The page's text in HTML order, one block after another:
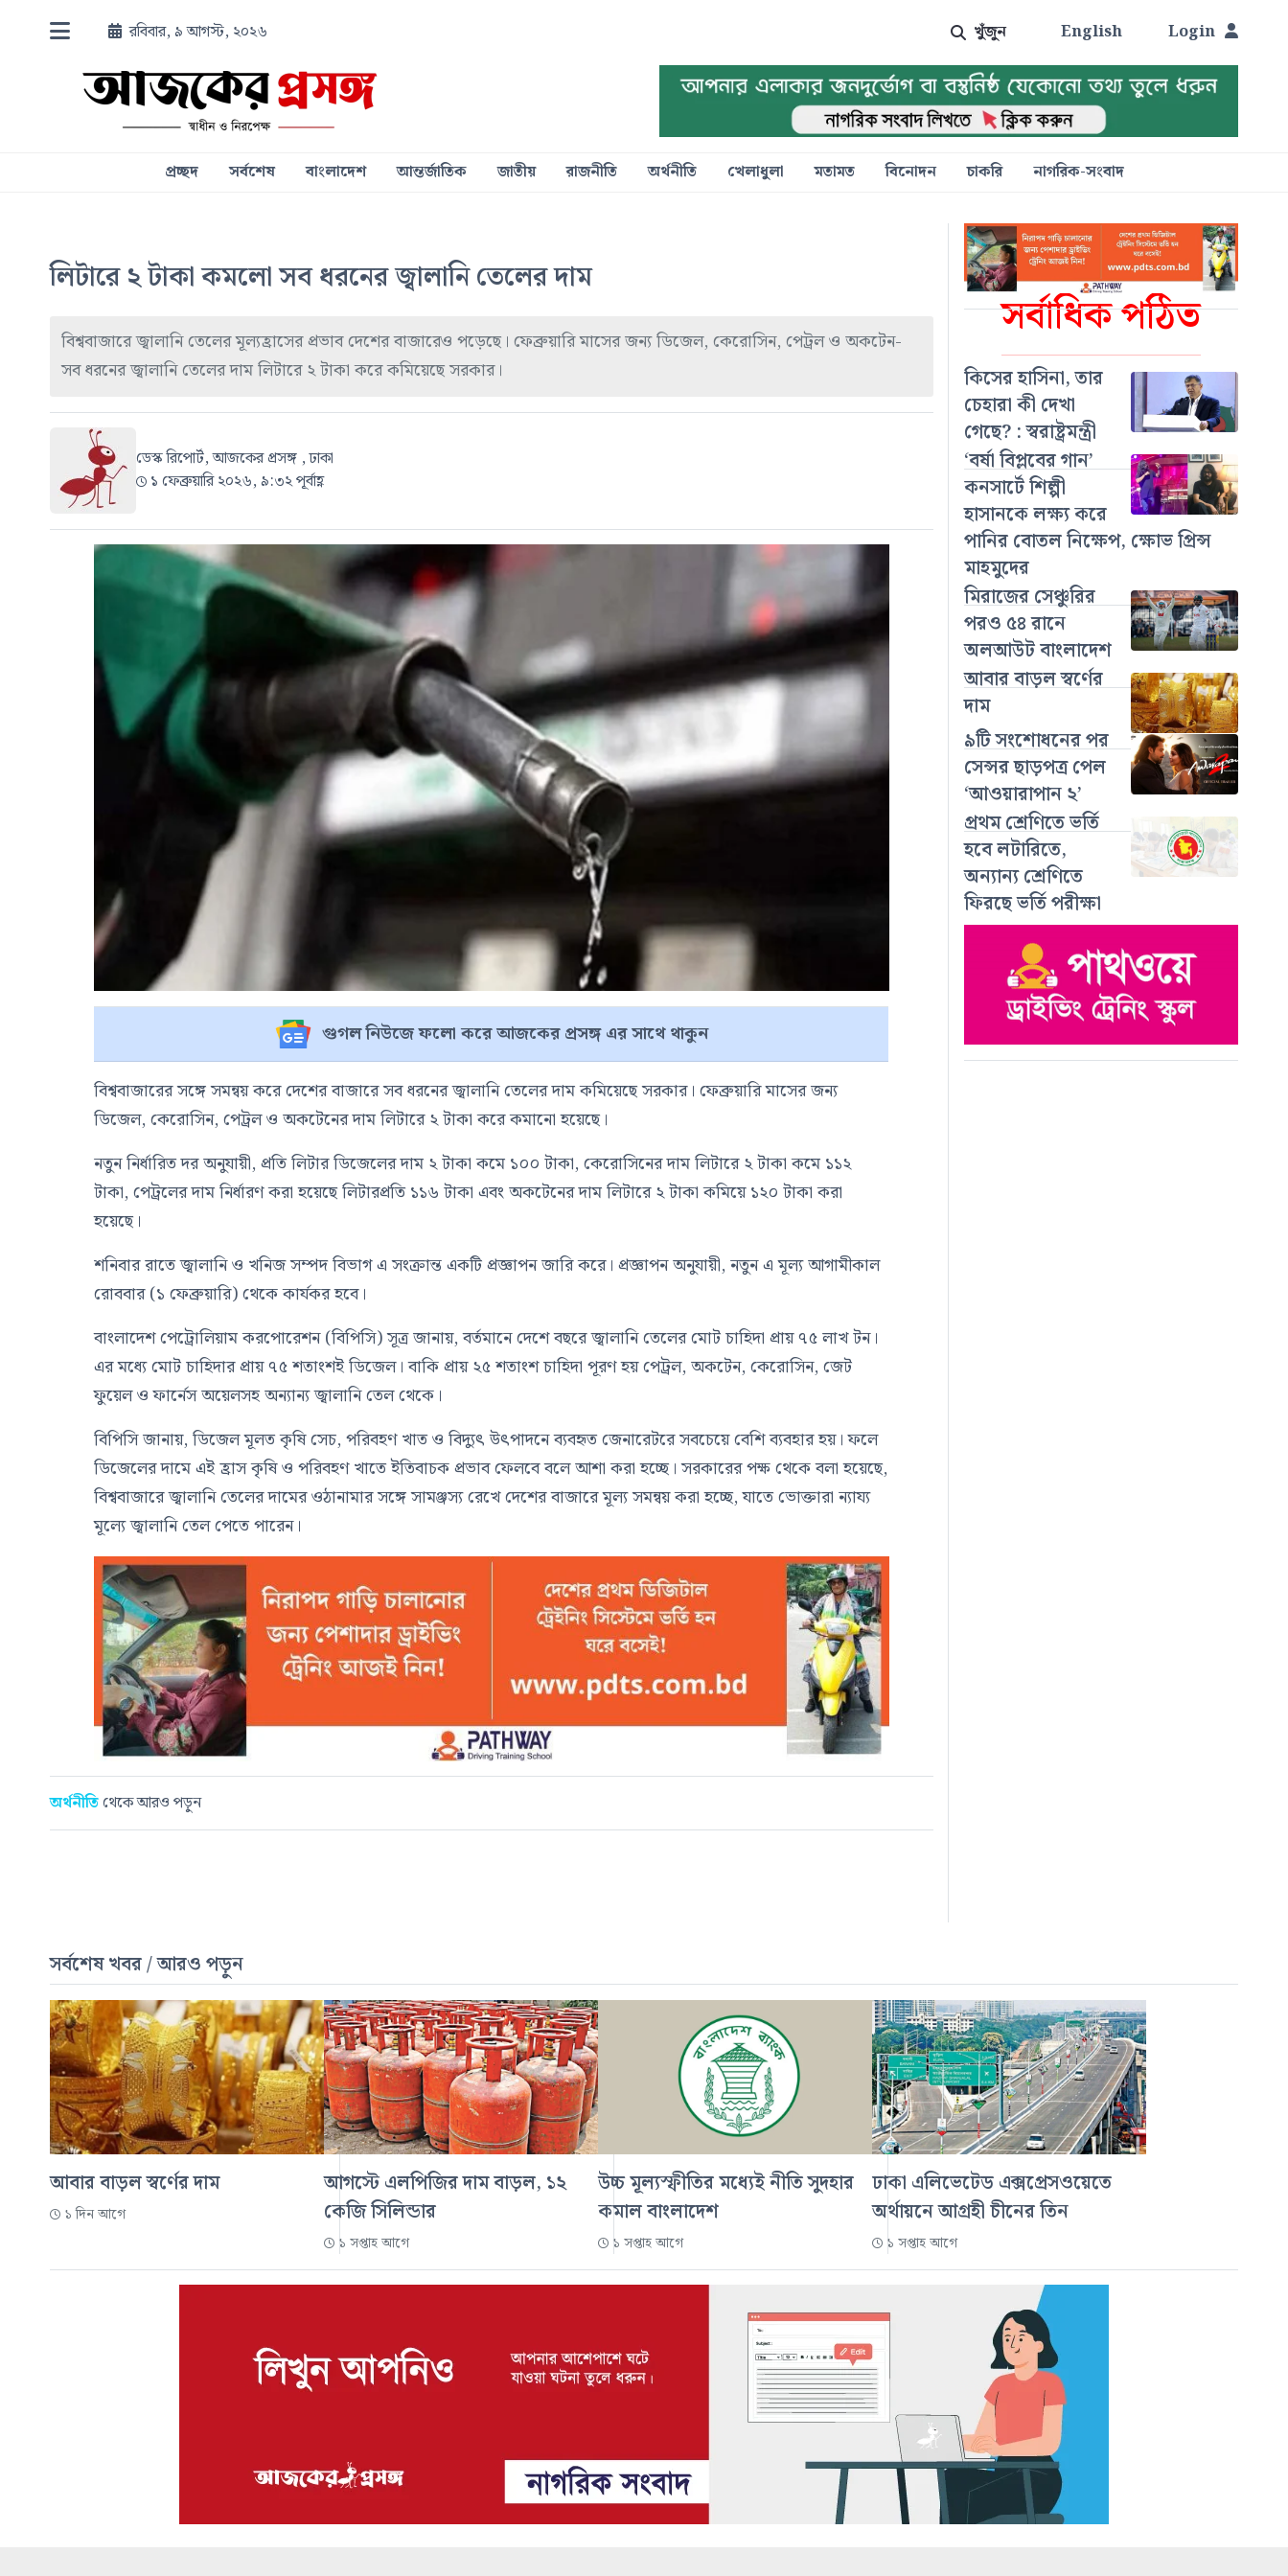
রবিবার, ৯ আগস্ট, ২০২৬ খুঁজুন English Login
প্রচ্ছদ সর্বশেষ বাংলাদেশ আন্তর্জাতিক জাতীয় রাজনীতি অর্থনীতি খেলাধুলা মতামত বিনোদন চাকরি নাগরিক-সংবাদ
সর্বাধিক পঠিত
কিসের হাসিনা, তার
চেহারা কী দেখা
গেছে? : স্বরাষ্ট্রমন্ত্রী
‘বর্ষা বিপ্লবের গান’
কনসার্টে শিল্পী
হাসানকে লক্ষ্য করে
পানির বোতল নিক্ষেপ, ক্ষোভ প্রিন্স
মাহমুদের
মিরাজের সেঞ্চুরির
পরও ৫৪ রানে
অলআউট বাংলাদেশ
আবার বাড়ল স্বর্ণের
দাম
৯টি সংশোধনের পর
সেন্সর ছাড়পত্র পেল
‘আওয়ারাপান ২’
প্রথম শ্রেণিতে ভর্তি
হবে লটারিতে,
অন্যান্য শ্রেণিতে
ফিরছে ভর্তি পরীক্ষা
লিটারে ২ টাকা কমলো সব ধরনের জ্বালানি তেলের দাম
বিশ্ববাজারে জ্বালানি তেলের মূল্যহ্রাসের প্রভাব দেশের বাজারেও পড়েছে। ফেব্রুয়ারি মাসের জন্য ডিজেল, কেরোসিন, পেট্রল ও অকটেন-
সব ধরনের জ্বালানি তেলের দাম লিটারে ২ টাকা করে কমিয়েছে সরকার।
ডেস্ক রিপোর্ট, আজকের প্রসঙ্গ , ঢাকা
১ ফেব্রুয়ারি ২০২৬, ৯:৩২ পূর্বাহ্ণ
গুগল নিউজে ফলো করে আজকের প্রসঙ্গ এর সাথে থাকুন
বিশ্ববাজারের সঙ্গে সমন্বয় করে দেশের বাজারে সব ধরনের জ্বালানি তেলের দাম কমিয়েছে সরকার। ফেব্রুয়ারি মাসের জন্য
ডিজেল, কেরোসিন, পেট্রল ও অকটেনের দাম লিটারে ২ টাকা করে কমানো হয়েছে।
নতুন নির্ধারিত দর অনুযায়ী, প্রতি লিটার ডিজেলের দাম ২ টাকা কমে ১০০ টাকা, কেরোসিনের দাম লিটারে ২ টাকা কমে ১১২
টাকা, পেট্রলের দাম নির্ধারণ করা হয়েছে লিটারপ্রতি ১১৬ টাকা এবং অকটেনের দাম লিটারে ২ টাকা কমিয়ে ১২০ টাকা করা
হয়েছে।
শনিবার রাতে জ্বালানি ও খনিজ সম্পদ বিভাগ এ সংক্রান্ত একটি প্রজ্ঞাপন জারি করে। প্রজ্ঞাপন অনুযায়ী, নতুন এ মূল্য আগামীকাল
রোববার (১ ফেব্রুয়ারি) থেকে কার্যকর হবে।
বাংলাদেশ পেট্রোলিয়াম করপোরেশন (বিপিসি) সূত্র জানায়, বর্তমানে দেশে বছরে জ্বালানি তেলের মোট চাহিদা প্রায় ৭৫ লাখ টন।
এর মধ্যে মোট চাহিদার প্রায় ৭৫ শতাংশই ডিজেল। বাকি প্রায় ২৫ শতাংশ চাহিদা পূরণ হয় পেট্রল, অকটেন, কেরোসিন, জেট
ফুয়েল ও ফার্নেস অয়েলসহ অন্যান্য জ্বালানি তেল থেকে।
বিপিসি জানায়, ডিজেল মূলত কৃষি সেচ, পরিবহণ খাত ও বিদ্যুৎ উৎপাদনে ব্যবহৃত জেনারেটরে সবচেয়ে বেশি ব্যবহার হয়। ফলে
ডিজেলের দামে এই হ্রাস কৃষি ও পরিবহণ খাতে ইতিবাচক প্রভাব ফেলবে বলে আশা করা হচ্ছে। সরকারের পক্ষ থেকে বলা হয়েছে,
বিশ্ববাজারে জ্বালানি তেলের দামের ওঠানামার সঙ্গে সামঞ্জস্য রেখে দেশের বাজারে মূল্য সমন্বয় করা হচ্ছে, যাতে ভোক্তারা ন্যায্য
মূল্যে জ্বালানি তেল পেতে পারেন।
অর্থনীতি থেকে আরও পড়ুন
সর্বশেষ খবর / আরও পড়ুন
আবার বাড়ল স্বর্ণের দাম
১ দিন আগে
আগস্টে এলপিজির দাম বাড়ল, ১২
কেজি সিলিন্ডার
১ সপ্তাহ আগে
উচ্চ মূল্যস্ফীতির মধ্যেই নীতি সুদহার
কমাল বাংলাদেশ
১ সপ্তাহ আগে
ঢাকা এলিভেটেড এক্সপ্রেসওয়েতে
অর্থায়নে আগ্রহী চীনের তিন
১ সপ্তাহ আগে